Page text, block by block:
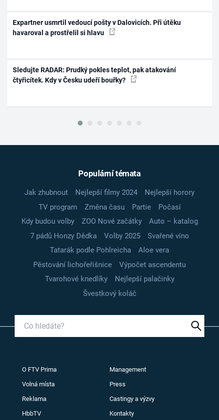
Expartner usmrtil vedoucí pošty v Dalovicích. Při útěku
havaroval a prostřelil si hlavu
Sledujte RADAR: Prudký pokles teplot, pak atakování
čtyřicítek. Kdy v Česku udeří bouřky?
Populární témata
Jak zhubnout Nejlepší filmy 2024
Nejlepší horory
TV program
Změna času Partie
Počasí
Kdy budou volby
ZOO Nové začátky
Auto – katalog
7 pádů Honzy Dědka
Volby 2025
Svařené víno
Tatarák podle Pohlreicha
Aloe vera
Pěstování lichořeřišnice
Výpočet ascendentu
Tvarohové knedlíky
Nejlepší palačinky
Švestkový koláč
O FTV Prima Management
Volná místa Press
Reklama Castingy a výzvy
HbbTV Kontakty